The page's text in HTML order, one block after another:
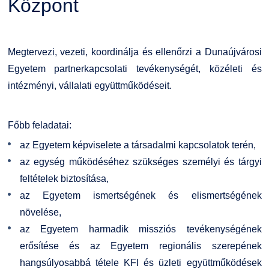
EHÖK
Hallgatókra érvényes szabályzatok
Kiemelt ösztöndíjak
Nemzetközi Lehetőségek
Fordítási Szolgáltatások
HASIT
Neptun
K+F+I
Átjelentkezőknek
TDK/Tehetségnap
Telefonkönyv
Minőségirányítás
Együttműködő partnereink
Központ
Megtervezi, vezeti, koordinálja és ellenőrzi a Dunaújvárosi
Egyetem partnerkapcsolati tevékenységét, közéleti és
intézményi, vállalati együttműködéseit.
Főbb feladatai:
az Egyetem képviselete a társadalmi kapcsolatok terén,
az egység működéséhez szükséges személyi és tárgyi
feltételek biztosítása,
az Egyetem ismertségének és elismertségének
növelése,
az Egyetem harmadik missziós tevékenységének
erősítése és az Egyetem regionális szerepének
hangsúlyosabbá tétele KFI és üzleti együttműködések